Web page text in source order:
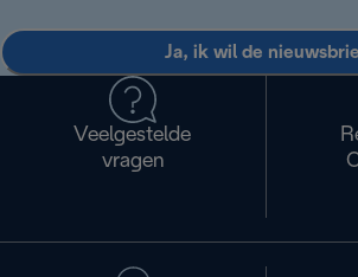
Ja, ik wil de
Veelgestelde
vragen